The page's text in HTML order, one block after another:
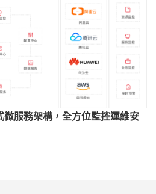
微服務架構，全方位監控運維安